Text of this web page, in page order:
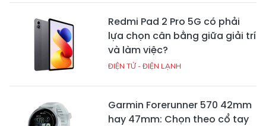
Redmi Pad 2 Pro 5G có phải
lựa chọn cân bằng giữa giải trí
và làm việc?
ĐIỆN TỬ - ĐIỆN LẠNH
Garmin Forerunner 570 42mm
hay 47mm: Chọn theo cổ tay